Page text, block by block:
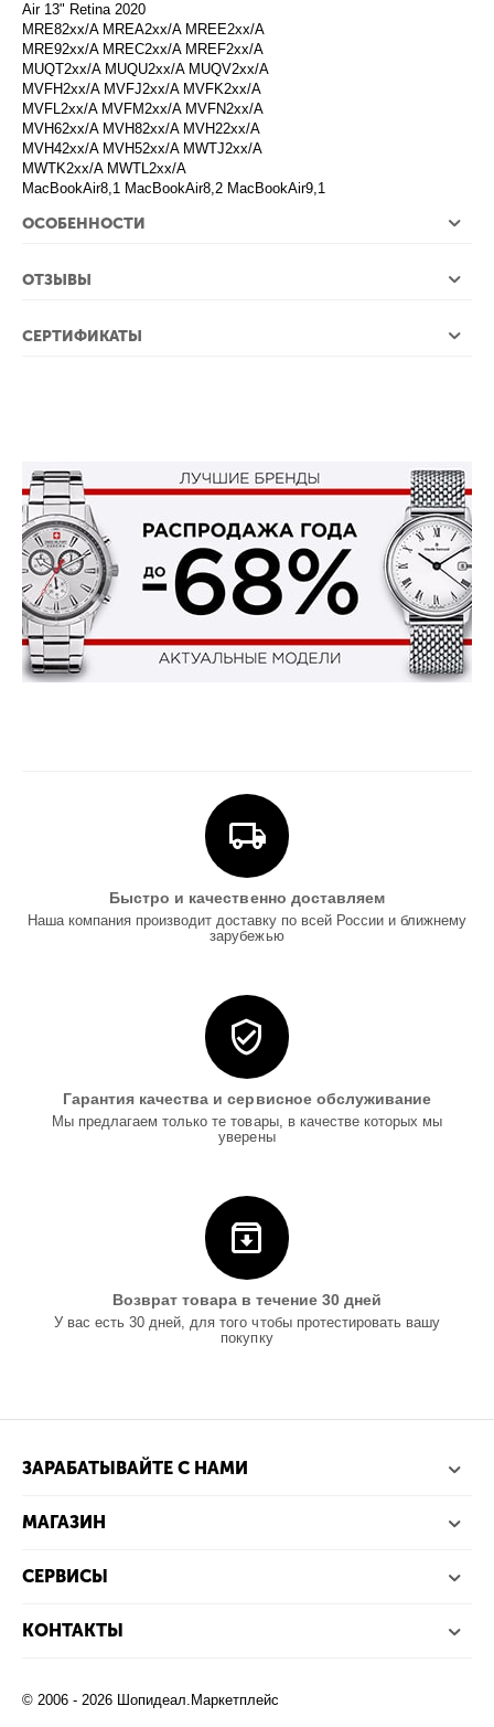
Air 13" Retina 2020
MRE82xx/A MREA2xx/A MREE2xx/A
MRE92xx/A MREC2xx/A MREF2xx/A
MUQT2xx/A MUQU2xx/A MUQV2xx/A
MVFH2xx/A MVFJ2xx/A MVFK2xx/A
MVFL2xx/A MVFM2xx/A MVFN2xx/A
MVH62xx/A MVH82xx/A MVH22xx/A
MVH42xx/A MVH52xx/A MWTJ2xx/A
MWTK2xx/A MWTL2xx/A
MacBookAir8,1 MacBookAir8,2 MacBookAir9,1
ОСОБЕННОСТИ
ОТЗЫВЫ
СЕРТИФИКАТЫ
Быстро и качественно доставляем
Наша компания производит доставку по всей России и ближнему
зарубежью
Гарантия качества и сервисное обслуживание
Мы предлагаем только те товары, в качестве которых мы
уверены
Возврат товара в течение 30 дней
У вас есть 30 дней, для того чтобы протестировать вашу
покупку
ЗАРАБАТЫВАЙТЕ С НАМИ
МАГАЗИН
СЕРВИСЫ
КОНТАКТЫ
© 2006 - 2026 Шопидеал.Маркетплейс